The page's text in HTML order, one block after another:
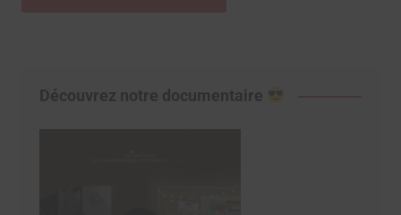
Découvrez notre documentaire